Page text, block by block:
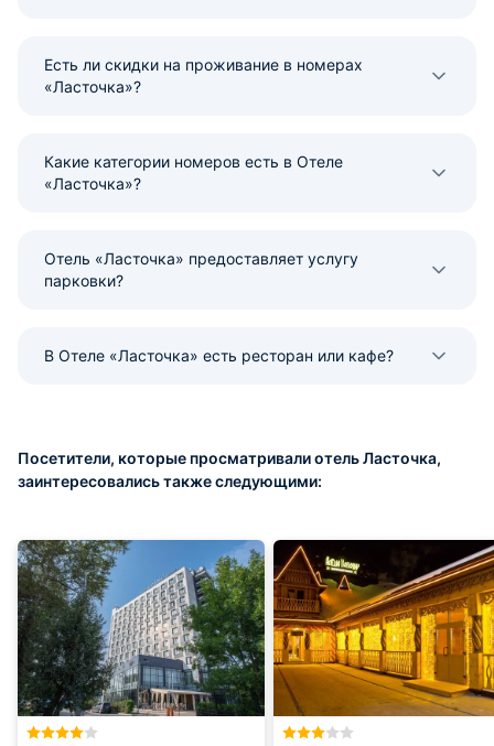
Есть ли скидки на проживание в номерах
«Ласточка»?
Какие категории номеров есть в Отеле
«Ласточка»?
Отель «Ласточка» предоставляет услугу
парковки?
В Отеле «Ласточка» есть ресторан или кафе?
Посетители, которые просматривали отель Ласточка,
заинтересовались также следующими: